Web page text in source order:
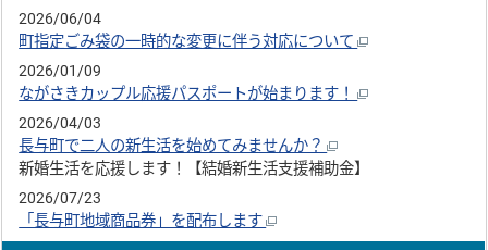
2026/06/04
町指定ごみ袋の一時的な変更に伴う対応について
2026/01/09
ながさきカップル応援パスポートが始まります！
2026/04/03
長与町で二人の新生活を始めてみませんか？
新婚生活を応援します！【結婚新生活支援補助金】
2026/07/23
「長与町地域商品券」を配布します